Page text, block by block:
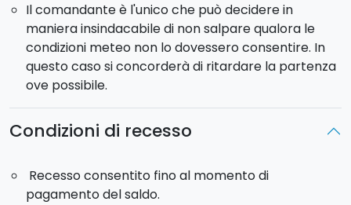
Il comandante è l'unico che può decidere in
maniera insindacabile di non salpare qualora le
condizioni meteo non lo dovessero consentire. In
questo caso si concorderà di ritardare la partenza
ove possibile.
Condizioni di recesso
Recesso consentito fino al momento di
pagamento del saldo.